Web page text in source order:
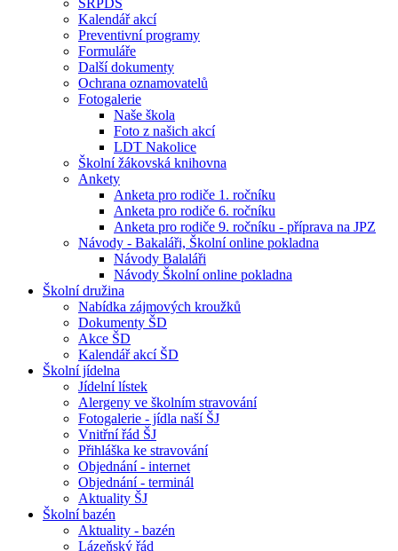
SRPDŠ
Kalendář akcí
Preventivní programy
Formuláře
Další dokumenty
Ochrana oznamovatelů
Fotogalerie
Naše škola
Foto z našich akcí
LDT Nakolice
Školní žákovská knihovna
Ankety
Anketa pro rodiče 1. ročníku
Anketa pro rodiče 6. ročníku
Anketa pro rodiče 9. ročníku - příprava na JPZ
Návody - Bakaláři, Školní online pokladna
Návody Balaláři
Návody Školní online pokladna
Školní družina
Nabídka zájmových kroužků
Dokumenty ŠD
Akce ŠD
Kalendář akcí ŠD
Školní jídelna
Jídelní lístek
Alergeny ve školním stravování
Fotogalerie - jídla naší ŠJ
Vnitřní řád ŠJ
Přihláška ke stravování
Objednání - internet
Objednání - terminál
Aktuality ŠJ
Školní bazén
Aktuality - bazén
Lázeňský řád